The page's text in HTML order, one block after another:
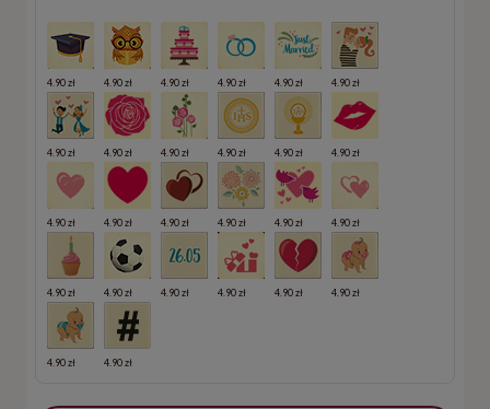
4.90 zł 4.90 zł 4.90 zł 4.90 zł 4.90 zł 4.90 zł
4.90 zł 4.90 zł 4.90 zł 4.90 zł 4.90 zł 4.90 zł
4.90 zł 4.90 zł 4.90 zł 4.90 zł 4.90 zł 4.90 zł
4.90 zł 4.90 zł 4.90 zł 4.90 zł 4.90 zł 4.90 zł
4.90 zł 4.90 zł